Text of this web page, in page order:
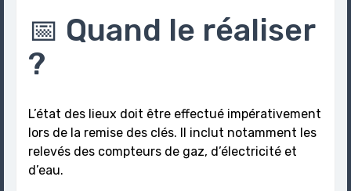
📅 Quand le réaliser
?
L’état des lieux doit être effectué impérativement
lors de la remise des clés. Il inclut notamment les
relevés des compteurs de gaz, d’électricité et
d’eau.